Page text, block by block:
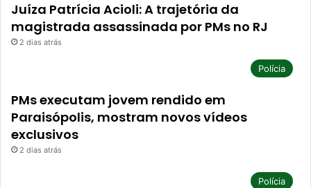
Juíza Patrícia Acioli: A trajetória da
magistrada assassinada por PMs no RJ
2 dias atrás
Polícia
PMs executam jovem rendido em
Paraisópolis, mostram novos vídeos
exclusivos
2 dias atrás
Polícia